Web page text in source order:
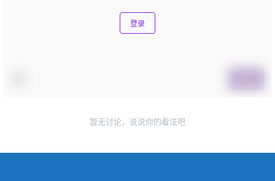
登录
暂无讨论，说说你的看法吧